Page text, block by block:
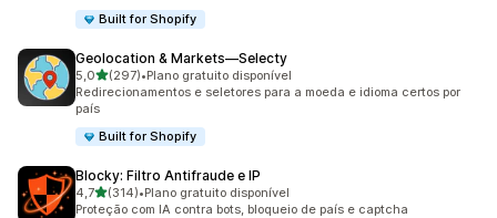
Built for Shopify
Geolocation & Markets—Selecty
5,0de 5 estrelas
(297)
297 avaliações ao todo
•Plano gratuito disponível
Redirecionamentos e seletores para a moeda e idioma certos por
país
Built for Shopify
Blocky: Filtro Antifraude e IP
4,7de 5 estrelas
(314)
314 avaliações ao todo
•Plano gratuito disponível
Proteção com IA contra bots, bloqueio de país e captcha